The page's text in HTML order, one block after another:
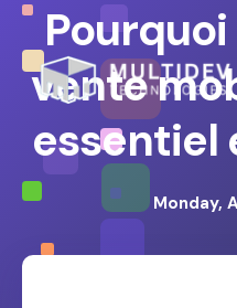
vente
essentiel
Monday,